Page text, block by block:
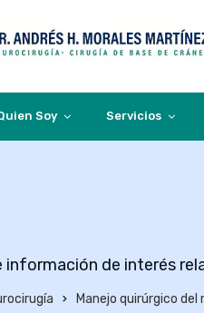
Soy Servicios
información de interés
Manejo quirúrgico